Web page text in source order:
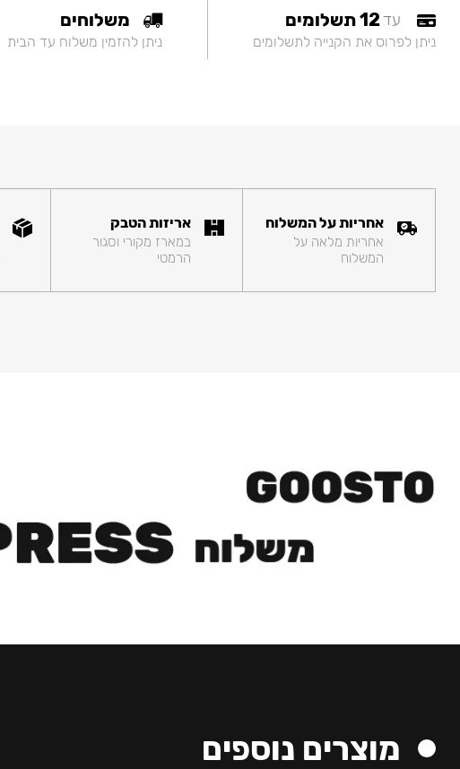
עד12 תשלומים
ניתן לפרוס את הקנייה לתשלומים
משלוחים
ניתן להזמין משלוח עד הבית
אחריות על המשלוח
אחריות מלאה על
המשלוח
אריזות הטבק
במארז מקורי וסגור
הרמטי
מוצרים נוספים